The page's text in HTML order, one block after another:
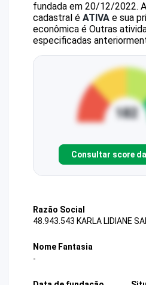
fundada em 20/12/2022.
cadastral é ATIVA e sua
econômica é Outras
especificadas
Consultar score
Razão Social
48.943.543 KARLA LIDIANE
Nome Fantasia
-